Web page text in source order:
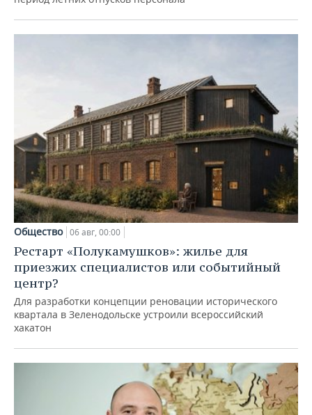
Общество 06 авг, 00:00
Рестарт «Полукамушков»: жилье для
приезжих специалистов или событийный
центр?
Для разработки концепции реновации исторического
квартала в Зеленодольске устроили всероссийский
хакатон